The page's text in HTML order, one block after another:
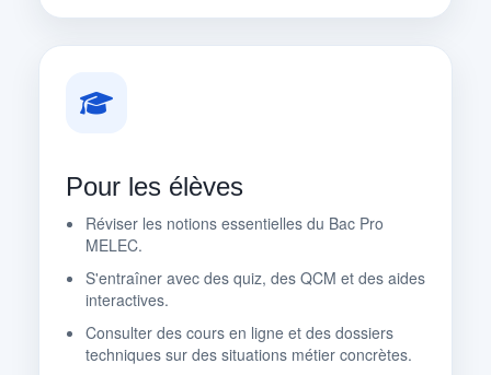
Pour les élèves
Réviser les notions essentielles du Bac Pro
MELEC.
S'entraîner avec des quiz, des QCM et des aides
interactives.
Consulter des cours en ligne et des dossiers
techniques sur des situations métier concrètes.